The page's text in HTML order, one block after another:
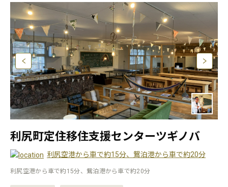
利尻町定住移住支援センターツギノバ
利尻空港から車で約15分、鴛泊港から車で約20分
利尻空港から車で約15分、鴛泊港から車で約20分